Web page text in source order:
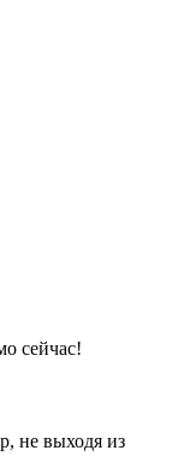
сейчас!
не выходя из